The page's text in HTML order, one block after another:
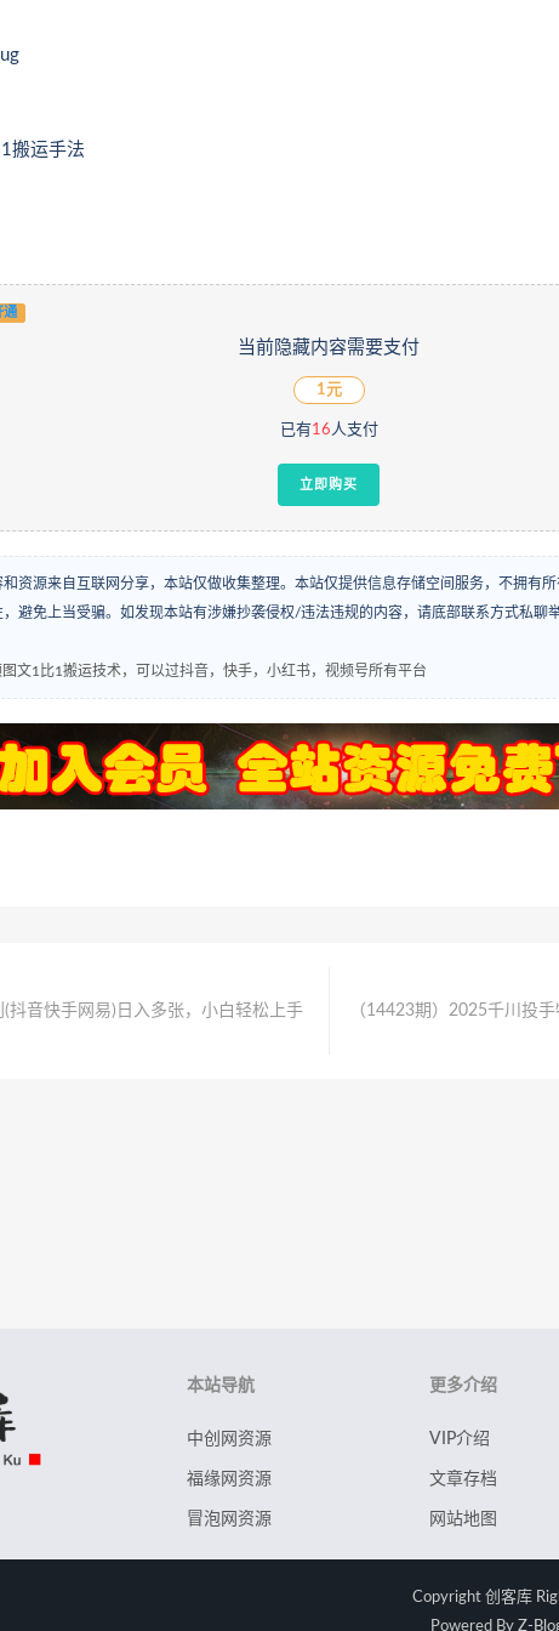
搬运手法
通
当前隐藏内容需要支付
1元
已有16人支付
立即购买
资源来自互联网分享，本站仅做收集整理。本站仅提供信息存储空间服务，不拥有
避免上当受骗。如发现本站有涉嫌抄袭侵权/违法违规的内容，请底部联系方式私聊
文1比1搬运技术，可以过抖音，快手，小红书，视频号所有平台
抖音快手网易)日入多张，小白轻松上手
（14423期）2025千川投
本站导航
中创网资源
福缘网资源
冒泡网资源
更多介绍
VIP介绍
文章存档
网站地图
Copyright 创客库
Powered By Z-